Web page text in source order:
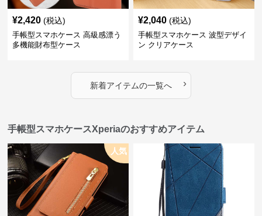
¥2,420 (税込)
手帳型スマホケース 高級感漂う
多機能財布型ケース
¥2,040 (税込)
手帳型スマホケース 波型デザイ
ン クリアケース
新着アイテムの一覧へ ›
手帳型スマホケースXperiaのおすすめアイテム
人気